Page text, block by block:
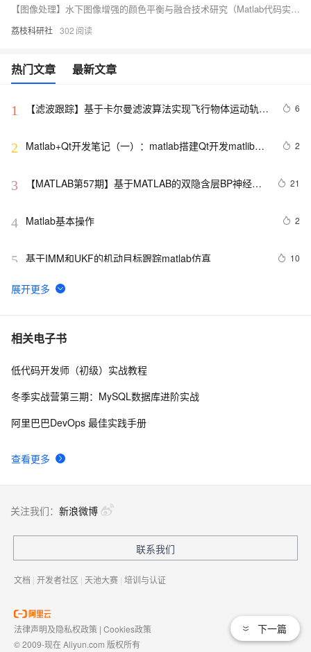
【图像处理】水下图像增强的颜色平衡与融合技术研究（Matlab代码实现）
荔枝科研社 302
热门文章 最新文章
1
【滤波跟踪】基于卡尔曼滤波算法实现飞行物体运动轨迹
6
2
Matlab+Qt开发笔记（一）：matlab搭建Qt开发matlib环
2
3
【MATLAB第57期】基于MATLAB的双隐含层BP神经网
21
4 Matlab基本操作 2
5 基于IMM和UKF的机动目标跟踪matlab仿真 10
6
【WSN通信】基于最佳簇半径的无线传感器网络分簇路
7 基于粒子群优化算法的配电网光伏储能双层优化配置模
8 基于GA遗传优化的PID控制器最优控制参数整定matlab仿
仿真
Matlab实现（上）
相关电子书
查看更多
低代码开发师（初级）实战教程
冬季实战营第三期：MySQL数据库进阶实战
阿里巴巴DevOps 最佳实践手册
下一篇
关注我们： 新浪微博
联系我们
文档 | 开发者社区 | 天池大赛 | 培训与认证
法律声明及隐私权政策 | Cookies政策
© 2009-现在 Aliyun.com 版权所有